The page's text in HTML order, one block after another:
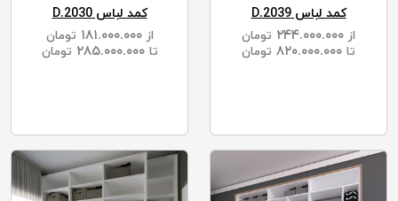
کمد لباس D.2030
از ۱۸۱.۰۰۰.۰۰۰
تومان
تا ۲۸۵.۰۰۰.۰۰۰ تومان
کمد لباس D.2039
از
تومان
تا
تومان